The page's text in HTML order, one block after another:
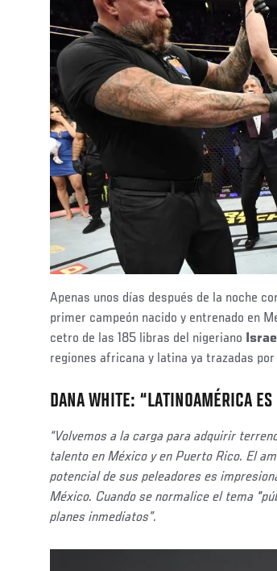
Apenas unos días después de la noche
primer campeón nacido y entrenado en
cetro de las 185 libras del nigeriano
regiones africana y latina ya trazadas
DANA WHITE: “LATINOAMÉRICA
“Volvemos a la carga para adquirir
talento en México y en Puerto Rico. El
potencial de sus peleadores es
México. Cuando se normalice el tema
planes inmediatos”.